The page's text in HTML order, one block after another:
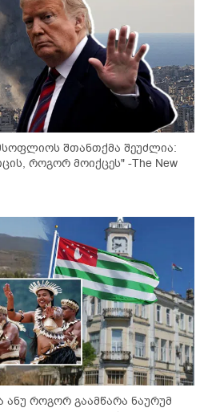
შთანთქმა შეუძლია:
მოიქცეს" -The New
ანუ როგორ გაამწარა ნაურუმ